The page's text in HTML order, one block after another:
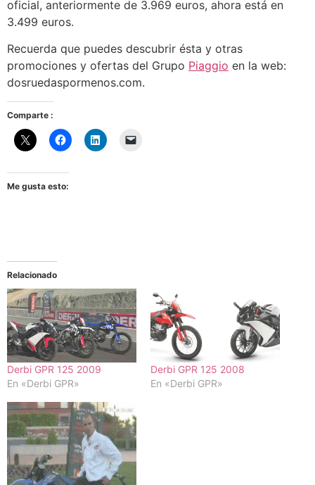
oficial, anteriormente de 3.969 euros, ahora está en
3.499 euros.
Recuerda que puedes descubrir ésta y otras
promociones y ofertas del Grupo Piaggio en la web:
dosruedaspormenos.com.
Comparte :
Me gusta esto:
Relacionado
Derbi GPR 125 2009
En «Derbi GPR»
Derbi GPR 125 2008
En «Derbi GPR»